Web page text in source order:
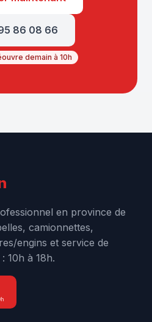
86 08 66
demain à 10h
en province de
camionnettes,
engins et service de
10h à 18h.